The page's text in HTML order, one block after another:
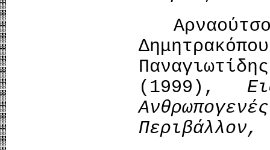
(1999),
Περιβάλλον,